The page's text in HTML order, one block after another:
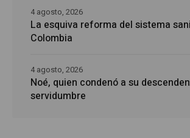
La esquiva reforma del sistema
Colombia
4 agosto, 2026
Noé, quien condenó a su
servidumbre
4 agosto, 2026